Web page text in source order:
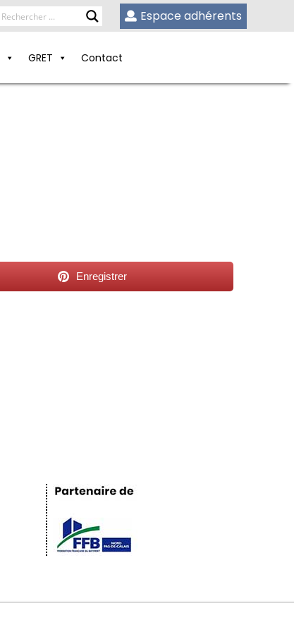
Espace adhérents
GRET Contact
Enregistrer